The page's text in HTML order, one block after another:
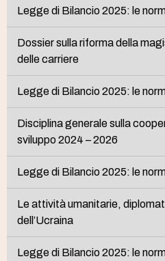
Legge di Bilancio 2025: le
Dossier sulla riforma della
delle carriere
Legge di Bilancio 2025: le
Disciplina generale sulla
sviluppo 2024 – 2026
Legge di Bilancio 2025: le
Le attività umanitarie,
dell’Ucraina
Legge di Bilancio 2025: le